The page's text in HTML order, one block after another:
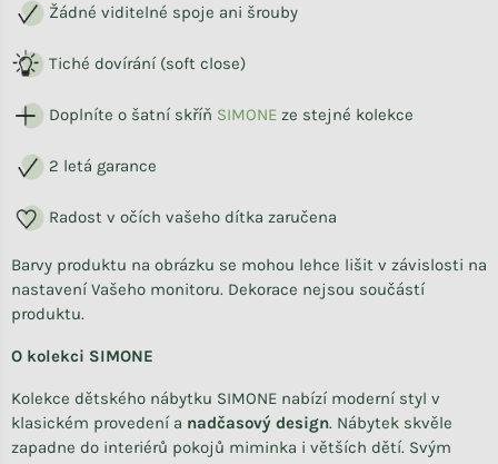
Žádné viditelné spoje ani šrouby
Tiché dovírání (soft close)
Doplníte o šatní skříň SIMONE ze stejné kolekce
2 letá garance
Radost v očích vašeho dítka zaručena
Barvy produktu na obrázku se mohou lehce lišit v závislosti na
nastavení Vašeho monitoru. Dekorace nejsou součástí
produktu.
O kolekci SIMONE
Kolekce dětského nábytku SIMONE nabízí moderní styl v
klasickém provedení a nadčasový design. Nábytek skvěle
zapadne do interiérů pokojů miminka i větších dětí. Svým